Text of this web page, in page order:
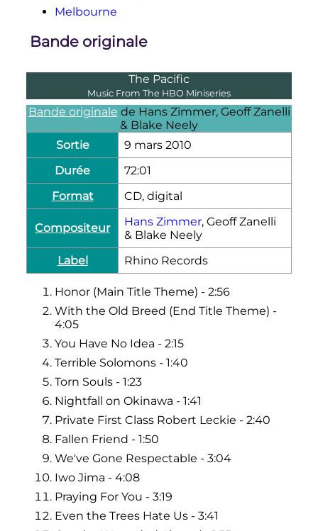
Melbourne
Bande originale
The Pacific
Music From The HBO Miniseries
Bande originale de Hans Zimmer, Geoff Zanelli
& Blake Neely
Sortie
9 mars 2010
Durée
72:01
Format
CD, digital
Compositeur Hans Zimmer, Geoff Zanelli
& Blake Neely
Label
Rhino Records
Honor (Main Title Theme) - 2:56
With the Old Breed (End Title Theme) -
4:05
You Have No Idea - 2:15
Terrible Solomons - 1:40
Torn Souls - 1:23
Nightfall on Okinawa - 1:41
Private First Class Robert Leckie - 2:40
Fallen Friend - 1:50
We've Gone Respectable - 3:04
Iwo Jima - 4:08
Praying For You - 3:19
Even the Trees Hate Us - 3:41